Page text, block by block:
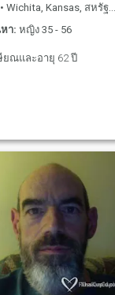
• Wichita, Kansas, สหรัฐอเมริกา
า: หญิง 35 - 56
ยณและอายุ 62 ปี